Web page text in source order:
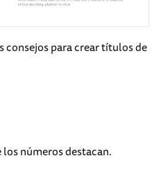
consejos para crear títulos de
números destacan.